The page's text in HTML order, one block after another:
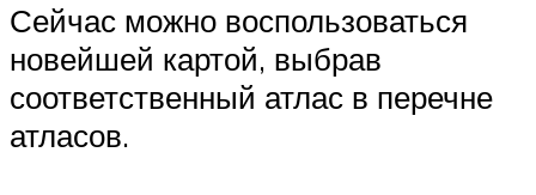
Сейчас можно воспользоваться
новейшей картой, выбрав
соответственный атлас в перечне
атласов.